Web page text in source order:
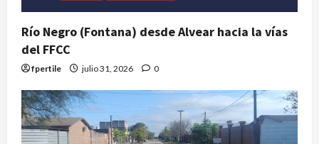
Río Negro (Fontana) desde Alvear hacia la vías
del FFCC
fpertile julio 31, 2026 0